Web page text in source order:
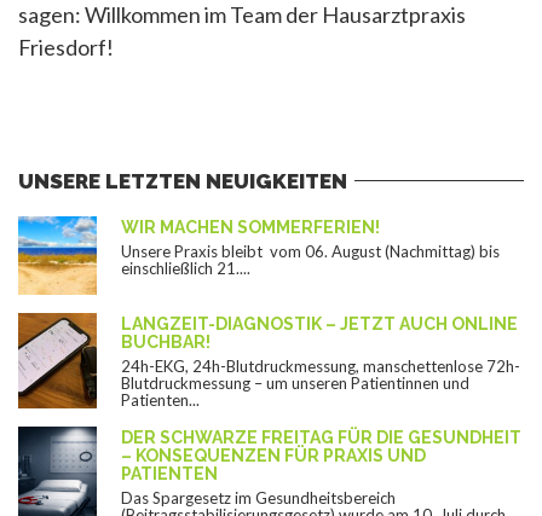
sagen: Willkommen im Team der Hausarztpraxis
Friesdorf!
UNSERE LETZTEN NEUIGKEITEN
WIR MACHEN SOMMERFERIEN!
Unsere Praxis bleibt vom 06. August (Nachmittag) bis
einschließlich 21....
LANGZEIT-DIAGNOSTIK – JETZT AUCH ONLINE
BUCHBAR!
24h-EKG, 24h-Blutdruckmessung, manschettenlose 72h-
Blutdruckmessung – um unseren Patientinnen und
Patienten...
DER SCHWARZE FREITAG FÜR DIE GESUNDHEIT
– KONSEQUENZEN FÜR PRAXIS UND
PATIENTEN
Das Spargesetz im Gesundheitsbereich